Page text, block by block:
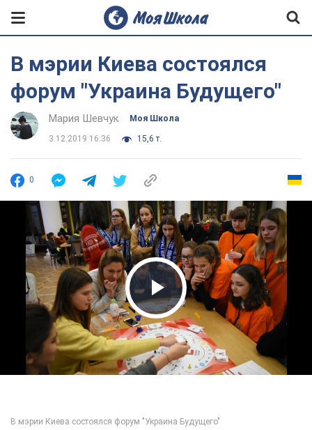
В мэрии Киева состоялся
форум "Украина Будущего"
Мария Шевчук Моя Школа
3.12.2019 16:36 15,6 т.
0
Play Video